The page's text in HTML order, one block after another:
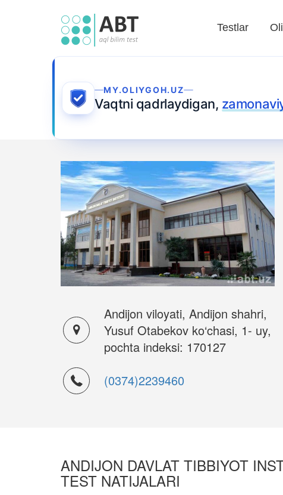
Testlar
MY.OLIYGOH.UZ
Vaqtni qadrlaydigan,
Andijon viloyati, Andijon shahri,
Yusuf Otabekov ko‘chasi, 1- uy,
pochta indeksi: 170127
(0374)2239460
ANDIJON DAVLAT TIBBIYOT
TEST NATIJALARI